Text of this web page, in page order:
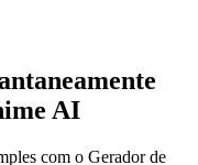
AI
com o Gerador de